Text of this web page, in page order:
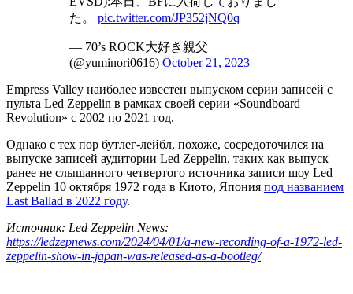
た。 pic.twitter.com/JP352jNQ0q
— 70’s ROCK大好き親父
(@yuminori0616) October 21, 2023
Empress Valley наиболее известен выпуском серии записей с
пульта Led Zeppelin в рамках своей серии «Soundboard
Revolution» с 2002 по 2021 год.
Однако с тех пор бутлег-лейбл, похоже, сосредоточился на
выпуске записей аудитории Led Zeppelin, таких как выпуск
ранее не слышанного четвертого источника записи шоу Led
Zeppelin 10 октября 1972 года в Киото, Япония под названием
Last Ballad в 2022 году.
Источник: Led Zeppelin News:
https://ledzepnews.com/2024/04/01/a-new-recording-of-a-1972-led-
zeppelin-show-in-japan-was-released-as-a-bootleg/